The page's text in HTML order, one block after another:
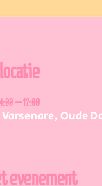
– 17:00
Varsenare, Oude
evenement